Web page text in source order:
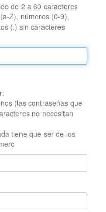
de 2 a 60 caracteres
Z), números (0-9),
(.) sin caracteres
(las contraseñas que
no necesitan
tiene que ser de los